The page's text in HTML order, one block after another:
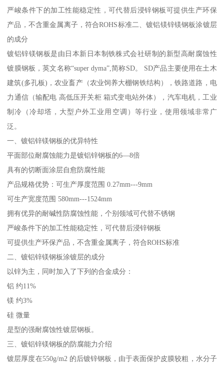
严峻条件下的加工性能稳定性，可代替后浸锌钢板可提供生产环保
产品，不含重金属离子，符合ROHS标准二、镀铝镁锌镁钢板涂镀层
的成分
镀铝锌镁钢板是由日本新日本制铁株式会社研制的新型高耐腐蚀性
镀膜钢板，英文名称“super dyma”,简称SD。 SD产品主要使用在土木
建筑(多孔板)，农业畜产（农业饲养大棚钢铁结构），铁路道路，电
力通信（输配电 高低压开关柜 箱式变电站外体），汽车电机，工业
制冷（冷却塔，大型户外工业用空调）等行业，使用领域非常广
泛。
一、镀铝锌镁钢板的优异特性
平面部位耐腐蚀能力是镀铝锌钢板的6—8倍
具有的切断面涂层自愈防腐性能
产品规格优势：可生产厚度范围 0.27mm---9mm
可生产宽度范围 580mm---1524mm
拥有优异的耐碱性防腐蚀性能，个别领域可代替不锈钢
严峻条件下的加工性能稳定性，可代替后浸锌钢板
可提供生产环保产品，不含重金属离子，符合ROHS标准
二、镀铝锌镁钢板涂镀层的成分
以锌为主，同时加入了下列的合金成分：
铝 约11%
镁 约3%
硅 微量
是型的强耐腐蚀性镀层钢板。
三、镀铝锌镁钢板的防腐能力介绍
镀层厚度在550g/m2 的后镀锌钢板，由于表面保护皮膜较粗，水分子